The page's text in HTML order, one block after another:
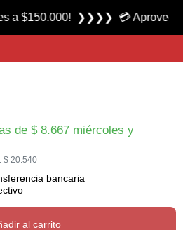
de $8.667 miércoles y
$ 20.540
bancaria
al carrito
❯❯❯❯ 💳 Aprovecha las 3